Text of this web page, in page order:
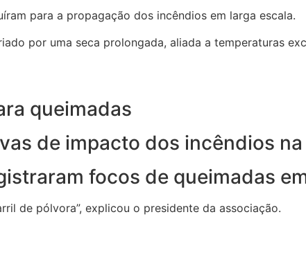
para a propagação dos incêndios em larga escala.
por uma seca prolongada, aliada a temperaturas
queimadas
de impacto dos incêndios
focos de queimadas
de pólvora”, explicou o presidente da associação.